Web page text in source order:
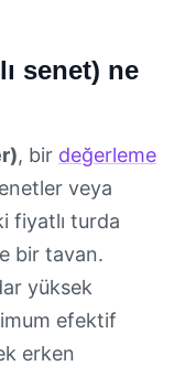
senet) ne
, bir değerleme
veya
fiyatlı turda
bir tavan.
yüksek
efektif
erken